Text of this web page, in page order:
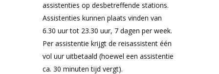
assistenties op desbetreffende stations.
Assistenties kunnen plaats vinden van
6.30 uur tot 23.30 uur, 7 dagen per week.
Per assistentie krijgt de reisassistent één
vol uur uitbetaald (hoewel een assistentie
ca. 30 minuten tijd vergt).